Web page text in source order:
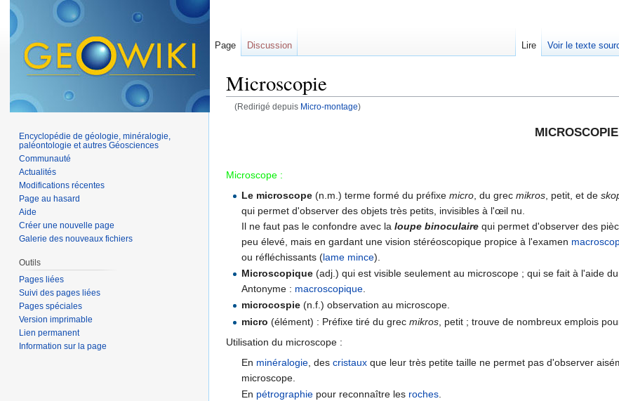
Microscopie
(Redirigé depuis Micro-montage)
MICROSCOPIE
Microscope :
Le microscope (n.m.) terme formé du préfixemicro , du grecmikros , petit, et de
qui permet d'observer des objets très petits, invisibles à l'œil nu.
Il ne faut pas le confondre avec laloupe binoculaire qui permet d'observer des
peu élevé, mais en gardant une vision stéréoscopique propice à l'examen
ou réfléchissants (lame mince).
Microscopique (adj.) qui est visible seulement au microscope ; qui se fait à l'aide du
Antonyme : macroscopique
microcospie (n.f.) observation au microscope.
micro (élément) : Préfixe tiré du grecmikros , petit ; trouve de nombreux emplois
Utilisation du microscope :
En minéralogie , descristaux que leur très petite taille ne permet pas d'observer
microscope.
En pétrographie pour reconnaître les roches.
Page Discussion Lire Voir le texte
Encyclopédie de géologie, minéralogie,
paléontologie et autres Géosciences
Communauté
Actualités
Modifications récentes
Page au hasard
Aide
Créer une nouvelle page
Galerie des nouveaux fichiers
Outils
Pages liées
Suivi des pages liées
Pages spéciales
Version imprimable
Lien permanent
Information sur la page